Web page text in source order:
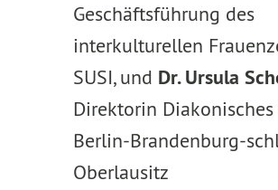
Geschäftsführung des
interkulturellen
SUSI, und Dr. Ursula
Direktorin Diakonisches
Berlin-Brandenburg-
Oberlausitz